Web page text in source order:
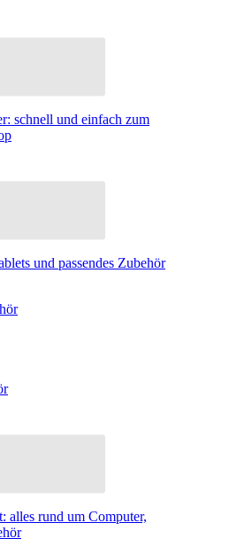
schnell und einfach zum
und passendes Zubehör
alles rund um Computer,